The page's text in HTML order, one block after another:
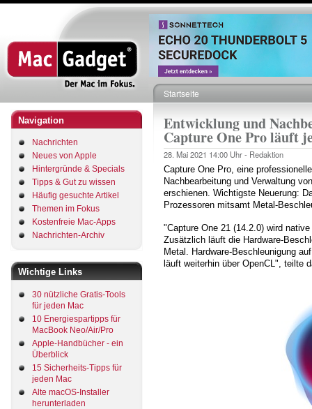
Direkt
zum
Inhalt
Navigation
Nachrichten
Neues von Apple
Hintergründe & Specials
Tipps & Gut zu wissen
Häufig gesuchte Artikel
Themen im Fokus
Kostenfreie Mac-Apps
Nachrichten-Archiv
Wichtige Links
30 nützliche Gratis-Tools
für jeden Mac
10 Energiespartipps für
MacBook Neo/Air/Pro
Apple-Handbücher - ein
Überblick
15 Sicherheits-Tipps für
jeden Mac
Alte macOS-Installer
herunterladen
Pfadnavigation
Startseite
Entwicklung und
Capture One Pro läuft
28. Mai 2021 14:00 Uhr - Redaktion
Capture One Pro, eine
Nachbearbeitung und Verwaltung
erschienen. Wichtigste Neuerung:
Prozessoren mitsamt Metal-
"Capture One 21 (14.2.0) wird
Zusätzlich läuft die Hardware-
Metal. Hardware-Beschleunigung
läuft weiterhin über OpenCL", teilte